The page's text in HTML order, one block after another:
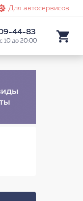
Для автосервисов
44-83
10 до 20:00